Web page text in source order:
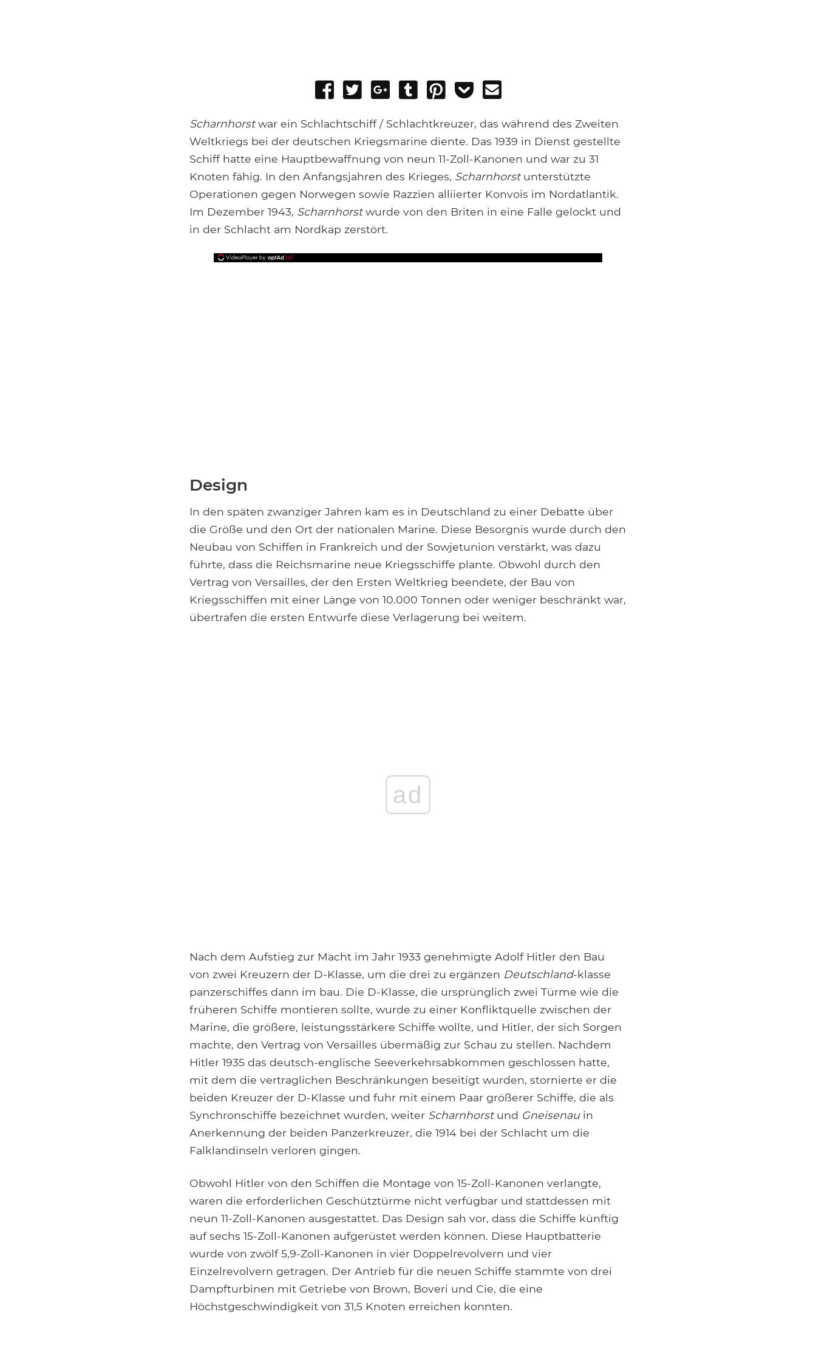
Share
Facebook
Tweet
Share
Google+
Post
Tumblr
Pin
Add
Pocket
Scharnhorstwar ein Schlachtschiff / Schlachtkreuzer, das während des Zweiten
Weltkriegs bei der deutschen Kriegsmarine diente. Das 1939 in Dienst gestellte
Schiff hatte eine Hauptbewaffnung von neun 11-Zoll-Kanonen und war zu 31
Knoten fähig. In den Anfangsjahren des Krieges, Scharnhorstunterstützte
Operationen gegen Norwegen sowie Razzien alliierter Konvois im Nordatlantik.
Im Dezember 1943, Scharnhorstwurde von den Briten in eine Falle gelockt und
in der Schlacht am Nordkap zerstört.
Design
In den späten zwanziger Jahren kam es in Deutschland zu einer Debatte über
die Größe und den Ort der nationalen Marine. Diese Besorgnis wurde durch den
Neubau von Schiffen in Frankreich und der Sowjetunion verstärkt, was dazu
führte, dass die Reichsmarine neue Kriegsschiffe plante. Obwohl durch den
Vertrag von Versailles, der den Ersten Weltkrieg beendete, der Bau von
Kriegsschiffen mit einer Länge von 10.000 Tonnen oder weniger beschränkt war,
übertrafen die ersten Entwürfe diese Verlagerung bei weitem.
ad
Nach dem Aufstieg zur Macht im Jahr 1933 genehmigte Adolf Hitler den Bau
von zwei Kreuzern der D-Klasse, um die drei zu ergänzen Deutschland-klasse
panzerschiffes dann im bau. Die D-Klasse, die ursprünglich zwei Türme wie die
früheren Schiffe montieren sollte, wurde zu einer Konfliktquelle zwischen der
Marine, die größere, leistungsstärkere Schiffe wollte, und Hitler, der sich Sorgen
machte, den Vertrag von Versailles übermäßig zur Schau zu stellen. Nachdem
Hitler 1935 das deutsch-englische Seeverkehrsabkommen geschlossen hatte,
mit dem die vertraglichen Beschränkungen beseitigt wurden, stornierte er die
beiden Kreuzer der D-Klasse und fuhr mit einem Paar größerer Schiffe, die als
Synchronschiffe bezeichnet wurden, weiter Scharnhorstund Gneisenauin
Anerkennung der beiden Panzerkreuzer, die 1914 bei der Schlacht um die
Falklandinseln verloren gingen.
Obwohl Hitler von den Schiffen die Montage von 15-Zoll-Kanonen verlangte,
waren die erforderlichen Geschütztürme nicht verfügbar und stattdessen mit
neun 11-Zoll-Kanonen ausgestattet. Das Design sah vor, dass die Schiffe künftig
auf sechs 15-Zoll-Kanonen aufgerüstet werden können. Diese Hauptbatterie
wurde von zwölf 5,9-Zoll-Kanonen in vier Doppelrevolvern und vier
Einzelrevolvern getragen. Der Antrieb für die neuen Schiffe stammte von drei
Dampfturbinen mit Getriebe von Brown, Boveri und Cie, die eine
Höchstgeschwindigkeit von 31,5 Knoten erreichen konnten.